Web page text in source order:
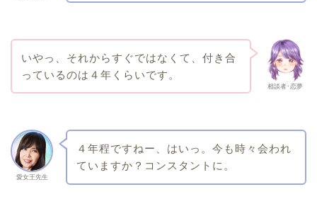
相談者･恋夢
いやっ、それからすぐではなくて、付き合
っているのは４年くらいです。
愛女王先生
４年程ですねー、はいっ。今も時々会われ
ていますか？コンスタントに。